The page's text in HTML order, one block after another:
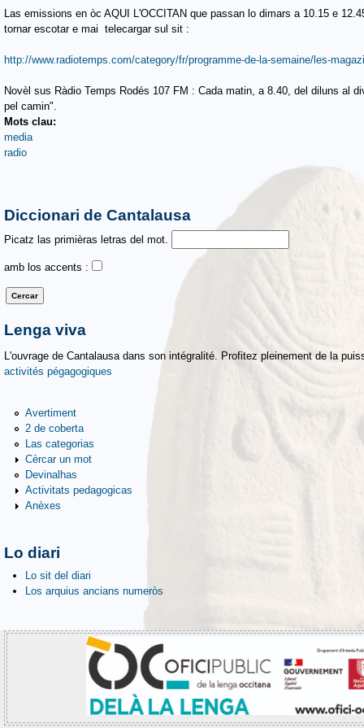
Las emissions en òc AQUI L'OCCITAN que passan lo dimars a 10.15 e
tornar escotar e mai telecargar sul sit :
http://www.radiotemps.com/category/fr/programme-de-la-semaine/les-
Novèl sus Ràdio Temps Rodés 107 FM : Cada matin, a 8.40, del diluns al
pel camin".
Mots clau:
media
radio
Diccionari de Cantalausa
Picatz las primièras letras del mot.
amb los accents :
Lenga viva
L'ouvrage de Cantalausa dans son intégralité. Profitez pleinement de la
activités pégagogiques
Avertiment
2 de coberta
Las categorias
Cèrcar un mot
Devinalhas
Activitats pedagogicas
Anèxes
Lo diari
Lo sit del diari
Los arquius ancians numeròs